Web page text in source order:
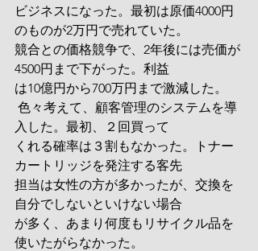
ビジネスになった。最初は原価4000円
のものが2万円で売れていた。
競合との価格競争で、2年後には売価が
4500円まで下がった。利益
は10億円から700万円まで激減した。
入した。最初、２回買って
くれる確率は３割もなかった。トナー
カートリッジを発注する客先
担当は女性の方が多かったが、交換を
自分でしないといけない場合
が多く、あまり何度もリサイクル品を
使いたがらなかった。